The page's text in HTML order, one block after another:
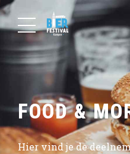
FOOD &
Hier vind je de